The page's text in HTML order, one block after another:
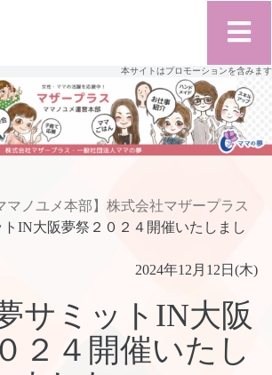
本サイトはプロモーションを含みます
マノユメ本部】株式会社マザープラス
IN大阪夢祭２０２４開催いたしまし
2024年12月12日(木)
サミットIN大阪
２４開催いたし